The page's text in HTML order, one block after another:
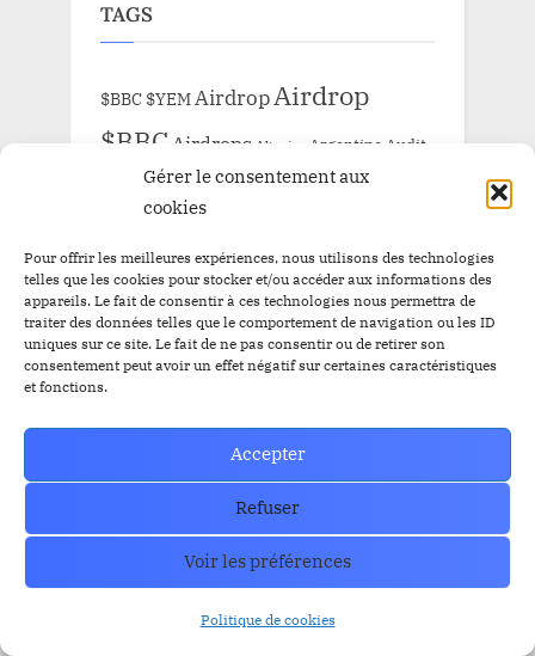
Gérer le consentement aux
cookies
Pour offrir les meilleures expériences, nous utilisons des technologies
telles que les cookies pour stocker et/ou accéder aux informations des
appareils. Le fait de consentir à ces technologies nous permettra de
traiter des données telles que le comportement de navigation ou les ID
uniques sur ce site. Le fait de ne pas consentir ou de retirer son
consentement peut avoir un effet négatif sur certaines caractéristiques
et fonctions.
Accepter
Refuser
Voir les préférences
Politique de cookies
TAGS
$BBC $YEMAirdropAirdrop
$BBC Airdrops Altcoins Argentine Audit
BinanceBitBankCoin
bitcoin Bitwise BlackRock
Bullrun Craig WrightcryptoCZ Elon Musk
Escros ETF BitcoinETF Bitcoin Spot
IEO l'or
Mises à jourPresalePrévente
Prévente BitBankCoin
SolanaStakingTether